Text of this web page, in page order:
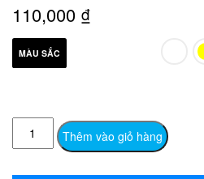
110,000 ₫
MÀU SẮC
TA219
Lắc
Thêm vào giỏ hàng